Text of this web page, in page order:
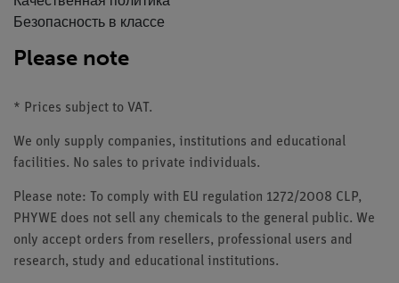
Безопасность в классе
Please note
* Prices subject to VAT.
We only supply companies, institutions and educational
facilities. No sales to private individuals.
Please note: To comply with EU regulation 1272/2008 CLP,
PHYWE does not sell any chemicals to the general public. We
only accept orders from resellers, professional users and
research, study and educational institutions.